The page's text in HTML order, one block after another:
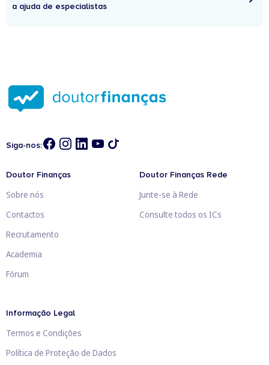
a ajuda de especialistas
Siga-nos:
Doutor Finanças
Sobre nós
Contactos
Recrutamento
Academia
Fórum
Doutor Finanças Rede
Junte-se à Rede
Consulte todos os ICs
Informação Legal
Termos e Condições
Política de Proteção de Dados